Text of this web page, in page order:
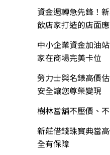
資金週轉急先鋒！
飲店家打造的店面
中小企業資金加油
家在商場完美卡位
勞力士與名錶高價
安全讓您尊榮變現
樹林當舖不壓價、
新莊借錢珠寶典當
全有保障